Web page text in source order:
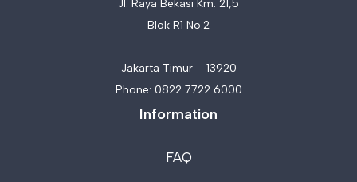
Jl. Raya Bekasi Km. 21,5
Blok R1 No.2
Jakarta Timur – 13920
Phone: 0822 7722 6000
Information
FAQ